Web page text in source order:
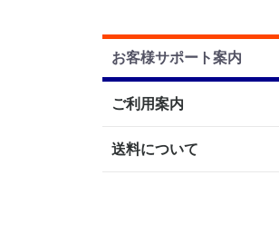
お客様サポート案内
ご利用案内
送料について